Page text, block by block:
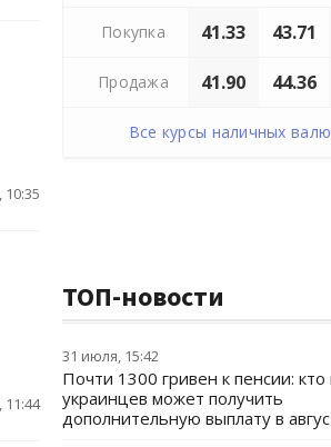
10:35
11:44
Покупка 41.33 43.71
Продажа 41.90 44.36
Все курсы наличных
ТОП-новости
31 июля, 15:42
Почти 1300 гривен к пенсии: кто
украинцев может получить
дополнительную выплату в